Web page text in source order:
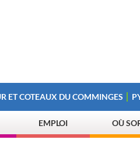
ET COTEAUX DU COMMINGES
EMPLOI OÙ